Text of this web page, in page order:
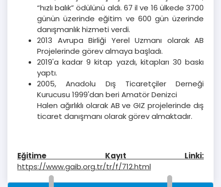
“hızlı balık” ödülünü aldı. 67 il ve 16 ülkede 3700
günün üzerinde eğitim ve 600 gün üzerinde
danışmanlık hizmeti verdi.
2013 Avrupa Birliği Yerel Uzmanı olarak AB
Projelerinde görev almaya başladı.
2019'a kadar 9 kitap yazdı, kitapları 30 baskı
yaptı.
2005, Anadolu Dış Ticaretçiler Derneği
Kurucusu 1999'dan beri Amatör Denizci
Halen ağırlıklı olarak AB ve GIZ projelerinde dış
ticaret danışmanı olarak görev almaktadır.
Eğitime Kayıt Linki:
https://www.gaib.org.tr/tr/f/712.html